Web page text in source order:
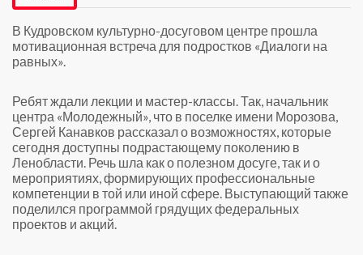
В Кудровском культурно-досуговом центре прошла
мотивационная встреча для подростков «Диалоги на
равных».
Ребят ждали лекции и мастер-классы. Так, начальник
центра «Молодежный», что в поселке имени Морозова,
Сергей Канавков рассказал о возможностях, которые
сегодня доступны подрастающему поколению в
Ленобласти. Речь шла как о полезном досуге, так и о
мероприятиях, формирующих профессиональные
компетенции в той или иной сфере. Выступающий также
поделился программой грядущих федеральных
проектов и акций.